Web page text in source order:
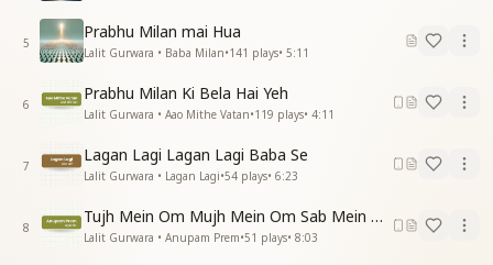
5
Prabhu Milan mai Hua
Lalit Gurwara • Baba Milan•141 plays• 5:11
6
Prabhu Milan Ki Bela Hai Yeh
Lalit Gurwara • Aao Mithe Vatan•119 plays• 4:11
7
Lagan Lagi Lagan Lagi Baba Se
Lalit Gurwara • Lagan Lagi•54 plays• 6:23
8
Tujh Mein Om Mujh Mein Om Sab Mein Om
Lalit Gurwara • Anupam Prem•51 plays• 8:03